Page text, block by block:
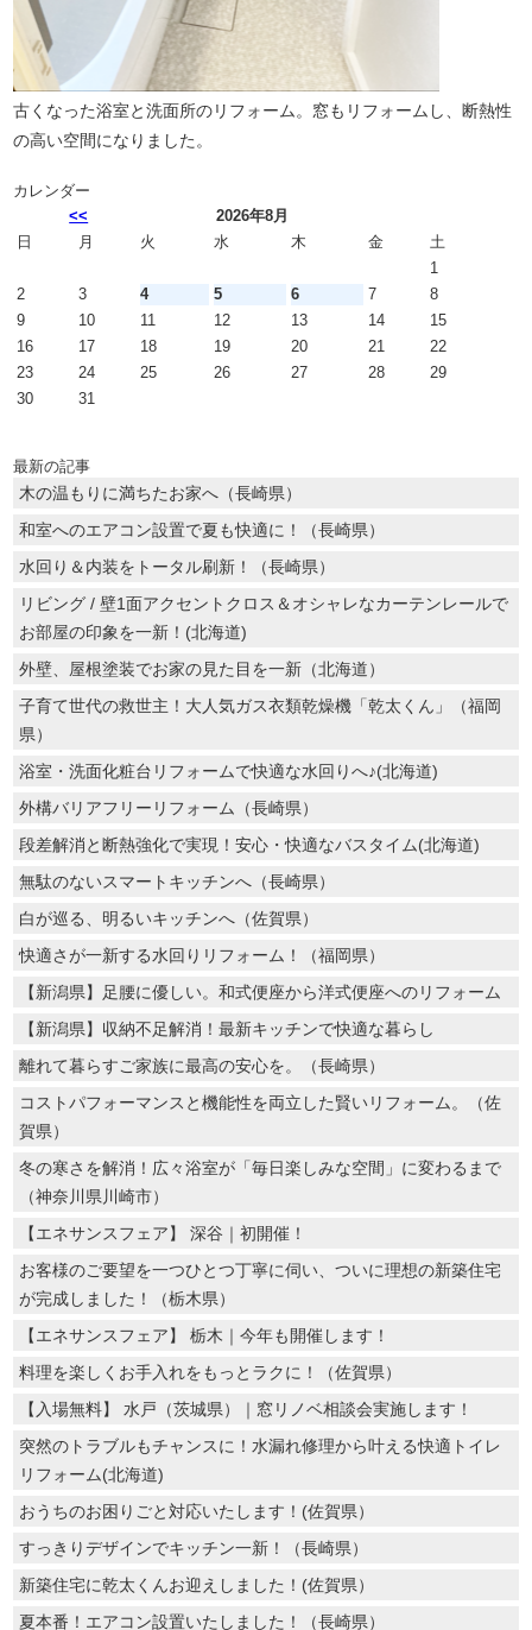
古くなった浴室と洗面所のリフォーム。窓もリフォームし、断熱性
の高い空間になりました。
カレンダー
<<
2026年8月
日
月 火 水 木 金
土
1
2
3 4 5 6 7
8
9
10 11 12 13 14
15
16
17 18 19 20 21
22
23
24 25 26 27 28
29
30
31
最新の記事
木の温もりに満ちたお家へ（長崎県）
和室へのエアコン設置で夏も快適に！（長崎県）
水回り＆内装をトータル刷新！（長崎県）
リビング / 壁1面アクセントクロス＆オシャレなカーテンレールで
お部屋の印象を一新！(北海道)
外壁、屋根塗装でお家の見た目を一新（北海道）
子育て世代の救世主！大人気ガス衣類乾燥機「乾太くん」（福岡
県）
浴室・洗面化粧台リフォームで快適な水回りへ♪(北海道)
外構バリアフリーリフォーム（長崎県）
段差解消と断熱強化で実現！安心・快適なバスタイム(北海道)
無駄のないスマートキッチンへ（長崎県）
白が巡る、明るいキッチンへ（佐賀県）
快適さが一新する水回りリフォーム！（福岡県）
【新潟県】足腰に優しい。和式便座から洋式便座へのリフォーム
【新潟県】収納不足解消！最新キッチンで快適な暮らし
離れて暮らすご家族に最高の安心を。（長崎県）
コストパフォーマンスと機能性を両立した賢いリフォーム。（佐
賀県）
冬の寒さを解消！広々浴室が「毎日楽しみな空間」に変わるまで
（神奈川県川崎市）
【エネサンスフェア】 深谷｜初開催！
お客様のご要望を一つひとつ丁寧に伺い、ついに理想の新築住宅
が完成しました！（栃木県）
【エネサンスフェア】 栃木｜今年も開催します！
料理を楽しくお手入れをもっとラクに！（佐賀県）
【入場無料】 水戸（茨城県）｜窓リノベ相談会実施します！
突然のトラブルもチャンスに！水漏れ修理から叶える快適トイレ
リフォーム(北海道)
おうちのお困りごと対応いたします！(佐賀県）
すっきりデザインでキッチン一新！（長崎県）
新築住宅に乾太くんお迎えしました！(佐賀県）
夏本番！エアコン設置いたしました！（長崎県）